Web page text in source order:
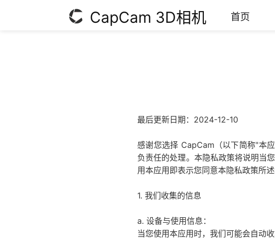
CapCam 3D相机 首页
最后更新日期：2024-12-10
感谢您选择 CapCam（以下简称"本
负责任的处理。本隐私政策将说明当
用本应用即表示您同意本隐私政策所
1. 我们收集的信息
a. 设备与使用信息：
当您使用本应用时，我们可能会自动